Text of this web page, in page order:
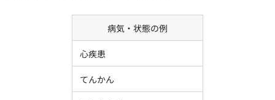
病気・状態の例
心疾患
てんかん